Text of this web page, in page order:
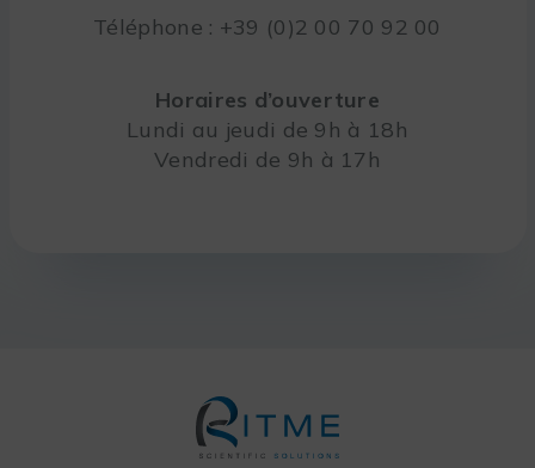
Téléphone : +39 (0)2 00 70 92 00
Horaires d’ouverture
Lundi au jeudi de 9h à 18h
Vendredi de 9h à 17h